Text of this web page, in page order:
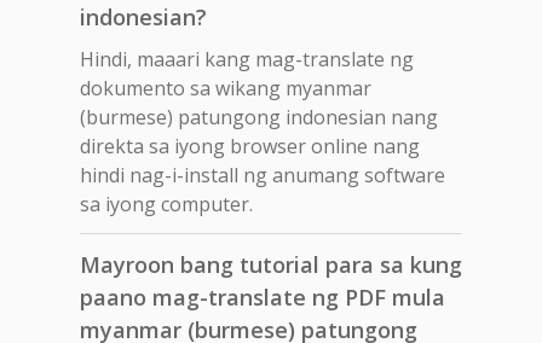
indonesian?
Hindi, maaari kang mag-translate ng
dokumento sa wikang myanmar
(burmese) patungong indonesian nang
direkta sa iyong browser online nang
hindi nag-i-install ng anumang software
sa iyong computer.
Mayroon bang tutorial para sa kung
paano mag-translate ng PDF mula
myanmar (burmese) patungong